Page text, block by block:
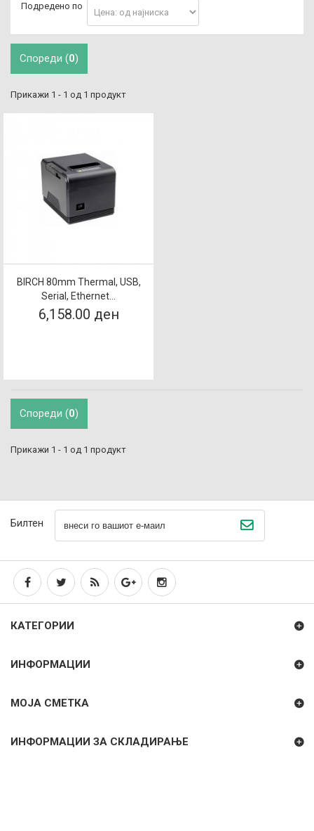
Подредено по
Спореди (0)
Прикажи 1 - 1 од 1 продукт
BIRCH 80mm Thermal, USB,
Serial, Ethernet...
6,158.00 ден
Спореди (0)
Прикажи 1 - 1 од 1 продукт
Билтен
КАТЕГОРИИ
ИНФОРМАЦИИ
МОЈА СМЕТКА
ИНФОРМАЦИИ ЗА СКЛАДИРАЊЕ